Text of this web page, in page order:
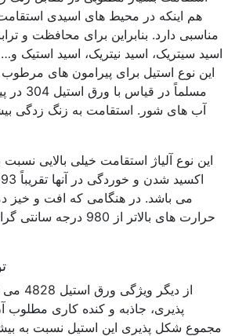
هم اینکه در محیط های اسیدی
مناسبی دارد. بنابراین برای محافظت و
اسید سیتریک، اسید نیتریک، اسید استیک
این نوع استیل برای پیرامون های
مسلماً
آب های شور. استقامت به زنگ زدگی
این نوع آلیاژ استقامت خیلی بالایی
می باشد. در هنگامی که افت و خیز
حرارت های بالاتر از 980
از
پذیری، جاذبه و کنده کاری مطلوب
مجموع شکل پذیری این استیل نسبت به